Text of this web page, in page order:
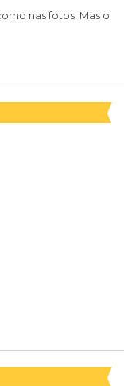
nas fotos. Mas o